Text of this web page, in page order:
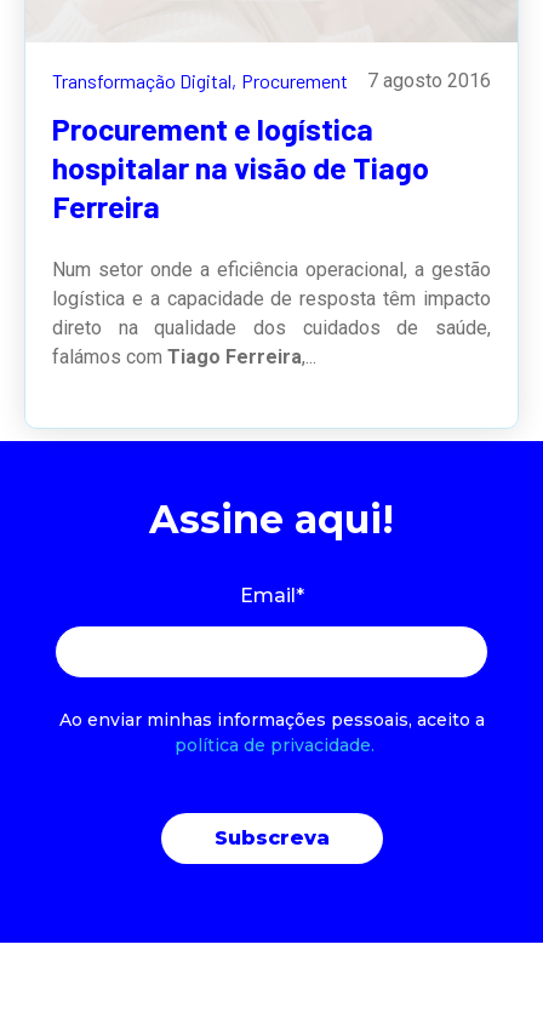
Transformação Digital, Procurement 7 agosto 2016
Procurement e logística
hospitalar na visão de Tiago
Ferreira
Num setor onde a eficiência operacional, a gestão
logística e a capacidade de resposta têm impacto
direto na qualidade dos cuidados de saúde,
falámos comTiago Ferreira,...
Assine aqui!
Email *
Ao enviar minhas informações pessoais, aceito a
política de privacidade.